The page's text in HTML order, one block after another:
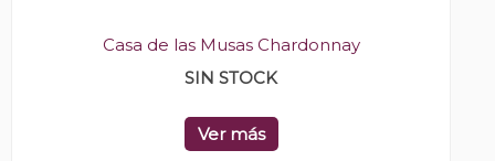
Casa de las Musas Chardonnay
SIN STOCK
Ver más